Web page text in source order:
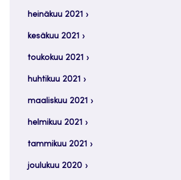
heinäkuu 2021
kesäkuu 2021
toukokuu 2021
huhtikuu 2021
maaliskuu 2021
helmikuu 2021
tammikuu 2021
joulukuu 2020